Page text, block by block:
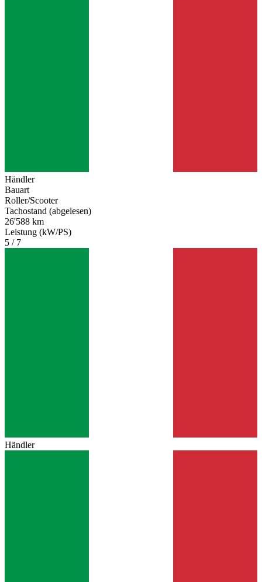
Händler
Bauart
Roller/Scooter
Tachostand (abgelesen)
26'588 km
Leistung (kW/PS)
5 / 7
Händler